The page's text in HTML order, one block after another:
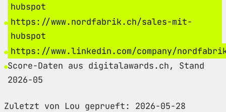
hubspot
https://www.nordfabrik.ch/sales-mit-
hubspot
https://www.linkedin.com/company/
Score-Daten aus digitalawards.ch, Stand
2026-05
Zuletzt von Lou geprueft: 2026-05-28